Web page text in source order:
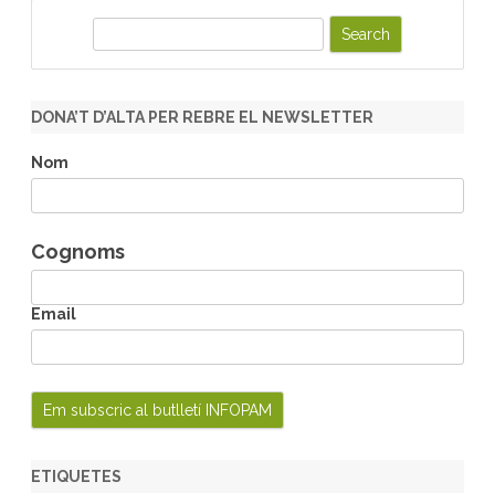
r
h
DONA’T D’ALTA PER REBRE EL NEWSLETTER
Nom
Cognoms
Email
ETIQUETES